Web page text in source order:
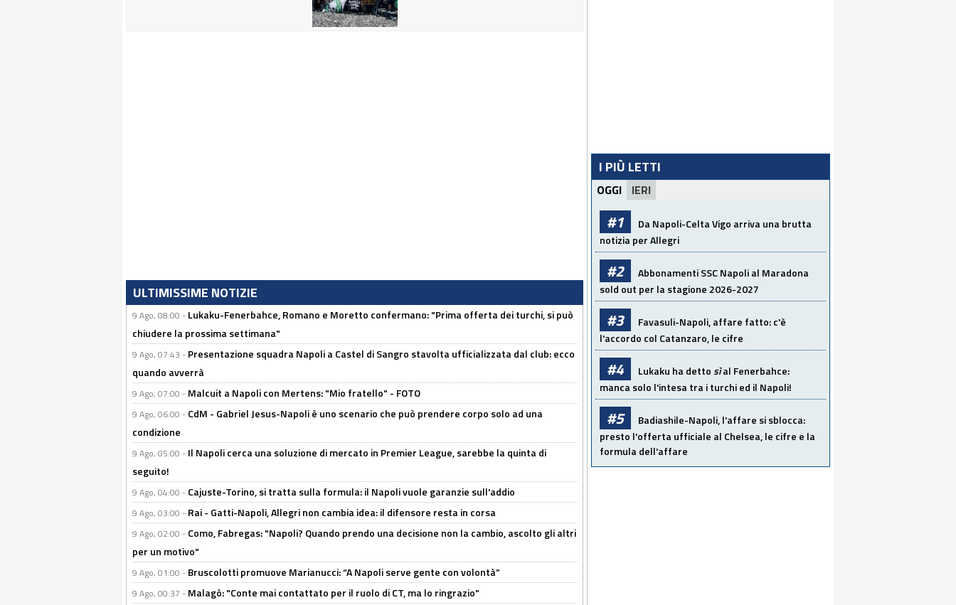
ULTIMISSIME NOTIZIE
9 Ago, 08:00 - Lukaku-Fenerbahce, Romano e Moretto confermano: "Prima offerta dei turchi, si può
chiudere la prossima settimana"
9 Ago, 07:43 - Presentazione squadra Napoli a Castel di Sangro stavolta ufficializzata dal club: ecco
quando avverrà
9 Ago, 07:00 - Malcuit a Napoli con Mertens: "Mio fratello" - FOTO
9 Ago, 06:00 - CdM - Gabriel Jesus-Napoli è uno scenario che può prendere corpo solo ad una
condizione
9 Ago, 05:00 - Il Napoli cerca una soluzione di mercato in Premier League, sarebbe la quinta di
seguito!
9 Ago, 04:00 - Cajuste-Torino, si tratta sulla formula: il Napoli vuole garanzie sull'addio
9 Ago, 03:00 - Rai - Gatti-Napoli, Allegri non cambia idea: il difensore resta in corsa
9 Ago, 02:00 - Como, Fabregas: "Napoli? Quando prendo una decisione non la cambio, ascolto gli altri
per un motivo"
9 Ago, 01:00 - Bruscolotti promuove Marianucci: “A Napoli serve gente con volontà”
9 Ago, 00:37 - Malagò: "Conte mai contattato per il ruolo di CT, ma lo ringrazio"
I PIÙ LETTI
OGGI IERI
#1
Da Napoli-Celta Vigo arriva una brutta
notizia per Allegri
#2
Abbonamenti SSC Napoli al Maradona
sold out per la stagione 2026-2027
#3
Favasuli-Napoli, affare fatto: c'è
l'accordo col Catanzaro, le cifre
#4 Lukaku ha dettosìal Fenerbahce:
manca solo l'intesa tra i turchi ed il Napoli!
#5
Badiashile-Napoli, l'affare si sblocca:
presto l'offerta ufficiale al Chelsea, le cifre e la
formula dell'affare